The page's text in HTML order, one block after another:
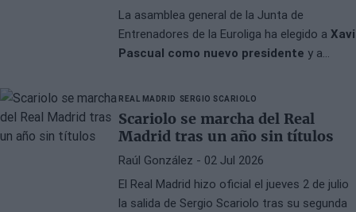
La asamblea general de la Junta de
Entrenadores de la Euroliga ha elegido aXavi
Pascual como nuevo presidente y a
y Giannis Sfairopoulos.
REAL MADRID SERGIO SCARIOLO
Scariolo se marcha del Real
Madrid tras un año sin títulos
Raúl González - 02 Jul 2026
El Real Madrid hizo oficial el jueves 2 de julio
la salida de Sergio Scariolo tras su segunda